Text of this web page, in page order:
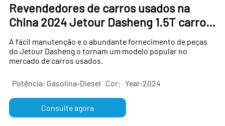
Revendedores de carros usados ​​na
China 2024 Jetour Dasheng 1.5T carro
usado
A fácil manutenção e o abundante fornecimento de peças
do Jetour Dasheng o tornam um modelo popular no
mercado de carros usados.
Potência: Gasolina-Diesel Cor: Year:2024
Consulte agora